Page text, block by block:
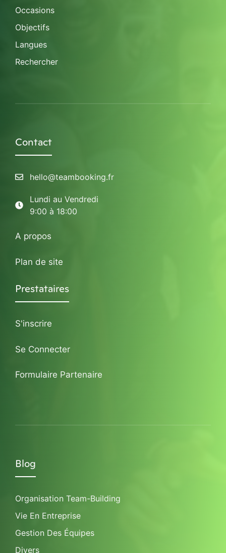
Occasions
Objectifs
Langues
Rechercher
Contact
hello@teambooking.fr
Lundi au Vendredi
9:00 à 18:00
A propos
Plan de site
Prestataires
S'inscrire
Se Connecter
Formulaire Partenaire
Blog
Organisation Team-Building
Vie En Entreprise
Gestion Des Équipes
Divers